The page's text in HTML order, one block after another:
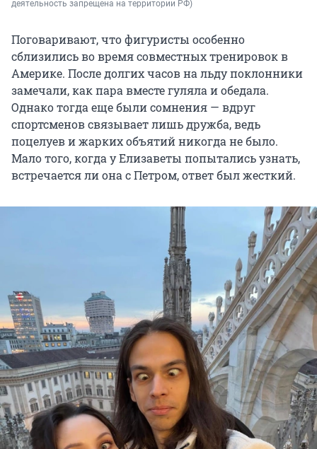
деятельность запрещена на территории РФ)
Поговаривают, что фигуристы особенно
сблизились во время совместных тренировок в
Америке. После долгих часов на льду поклонники
замечали, как пара вместе гуляла и обедала.
Однако тогда еще были сомнения — вдруг
спортсменов связывает лишь дружба, ведь
поцелуев и жарких объятий никогда не было.
Мало того, когда у Елизаветы попытались узнать,
встречается ли она с Петром, ответ был жесткий.